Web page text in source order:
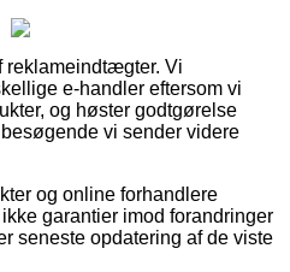
reklameindtægter. Vi
e-handler eftersom vi
og høster godtgørelse
vi sender videre
og online forhandlere
garantier imod forandringer
seneste opdatering af de viste